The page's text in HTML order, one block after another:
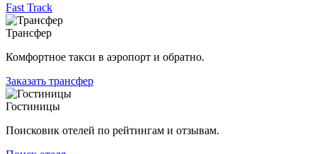
Fast Track
Трансфер
Комфортное такси в аэропорт и обратно.
Заказать трансфер
Гостиницы
Поисковик отелей по рейтингам и отзывам.